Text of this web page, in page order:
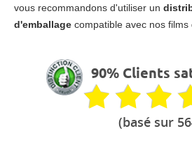
vous recommandons d'utiliser un
d'emballage compatible avec nos films
90% Clients
(basé sur